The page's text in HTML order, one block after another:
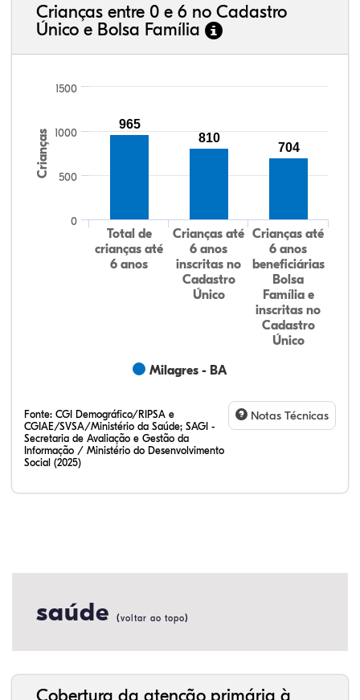
Crianças entre 0 e 6 no Cadastro
Único e Bolsa Família
Crianças
Milagres - BA
Total de
crianças até
6 anos
Crianças até
6 anos
inscritas no
Cadastro
Único
Crianças até
6 anos
beneficiárias
Bolsa
Família e
inscritas no
Cadastro
Único
0
500
1000
1500
965
810
704
Fonte: CGI Demográfico/RIPSA e
CGIAE/SVSA/Ministério da Saúde; SAGI -
Secretaria de Avaliação e Gestão da
Informação / Ministério do Desenvolvimento
Social (2025)
Notas Técnicas
saúde (voltar ao topo)